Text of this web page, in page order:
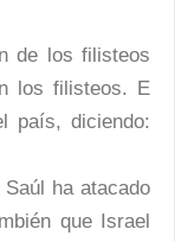
de los filisteos
los filisteos. E
país, diciendo:
ha atacado
que Israel